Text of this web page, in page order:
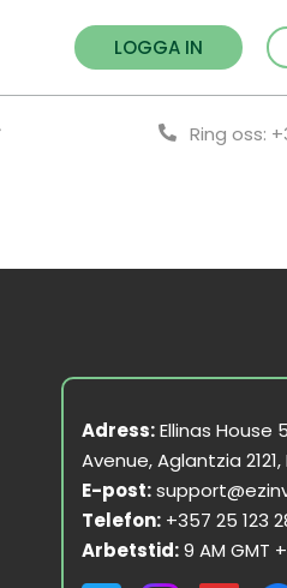
LOGGA IN
Ring oss:
Adress:Ellinas House
Avenue, Aglantzia
E-post:
Telefon:+357 25 123
Arbetstid:9 AM GMT